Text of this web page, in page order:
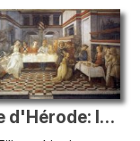
La fête d'Hérode: la danse de Salome